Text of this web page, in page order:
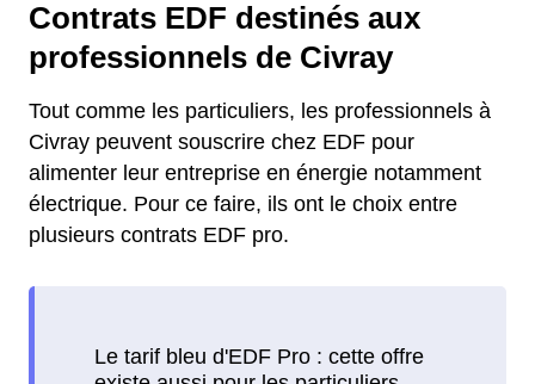
Contrats EDF destinés aux
professionnels de Civray
Tout comme les particuliers, les professionnels à
Civray peuvent souscrire chez EDF pour
alimenter leur entreprise en énergie notamment
électrique. Pour ce faire, ils ont le choix entre
plusieurs contrats EDF pro.